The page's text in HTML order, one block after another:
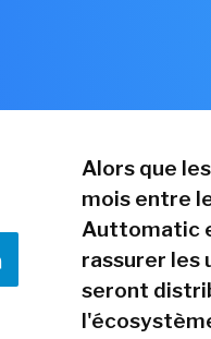
Alors que
mois entre
Auttomatic
rassurer les
seront